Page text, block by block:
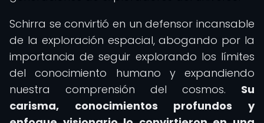
Schirra se convirtió en un defensor incansable
de la exploración espacial, abogando por la
importancia de seguir explorando los límites
del conocimiento humano y expandiendo
nuestra comprensión del cosmos. Su
carisma, conocimientos profundos y